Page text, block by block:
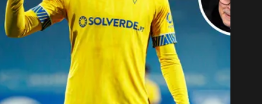
Paris sportifs